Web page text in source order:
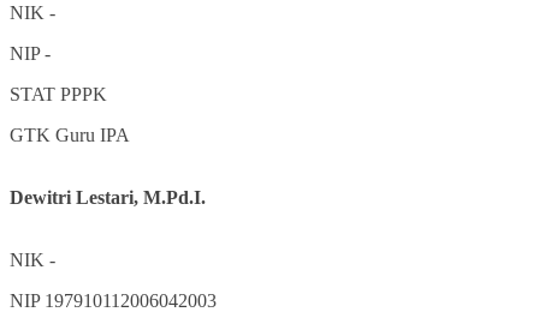
NIK -
NIP-
STAT PPPK
GTK Guru IPA
Dewitri Lestari, M.Pd.I.
NIK -
NIP 197910112006042003